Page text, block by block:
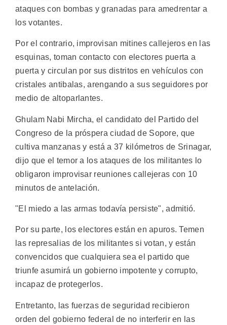
ataques con bombas y granadas para amedrentar a
los votantes.
Por el contrario, improvisan mitines callejeros en las
esquinas, toman contacto con electores puerta a
puerta y circulan por sus distritos en vehículos con
cristales antibalas, arengando a sus seguidores por
medio de altoparlantes.
Ghulam Nabi Mircha, el candidato del Partido del
Congreso de la próspera ciudad de Sopore, que
cultiva manzanas y está a 37 kilómetros de Srinagar,
dijo que el temor a los ataques de los militantes lo
obligaron improvisar reuniones callejeras con 10
minutos de antelación.
"El miedo a las armas todavía persiste", admitió.
Por su parte, los electores están en apuros. Temen
las represalias de los militantes si votan, y están
convencidos que cualquiera sea el partido que
triunfe asumirá un gobierno impotente y corrupto,
incapaz de protegerlos.
Entretanto, las fuerzas de seguridad recibieron
orden del gobierno federal de no interferir en las